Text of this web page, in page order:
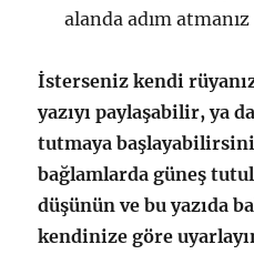
alanda adım
İsterseniz kendi
yazıyı paylaşabilir, ya
tutmaya
bağlamlarda güneş
düşünün ve bu yazıda
kendinize göre